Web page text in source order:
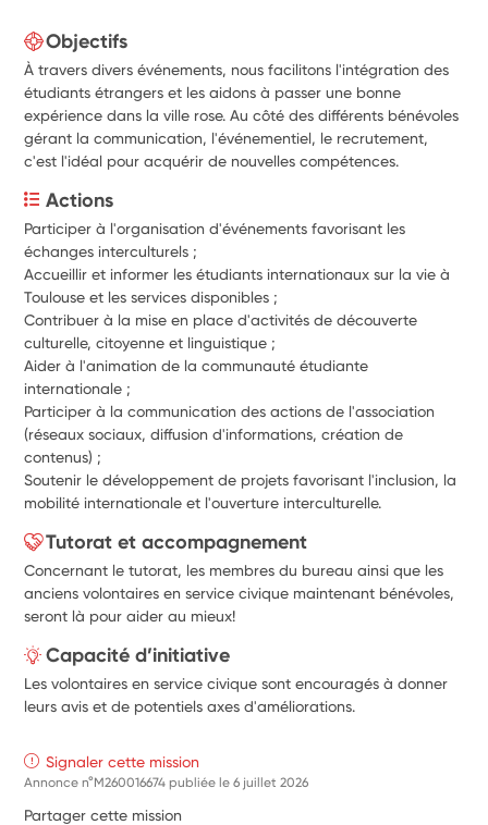
Objectifs
À travers divers événements, nous facilitons l'intégration des
étudiants étrangers et les aidons à passer une bonne
expérience dans la ville rose. Au côté des différents bénévoles
gérant la communication, l'événementiel, le recrutement,
c'est l'idéal pour acquérir de nouvelles compétences.
Actions
Participer à l'organisation d'événements favorisant les
échanges interculturels ;
Accueillir et informer les étudiants internationaux sur la vie à
Toulouse et les services disponibles ;
Contribuer à la mise en place d'activités de découverte
culturelle, citoyenne et linguistique ;
Aider à l'animation de la communauté étudiante
internationale ;
Participer à la communication des actions de l'association
(réseaux sociaux, diffusion d'informations, création de
contenus) ;
Soutenir le développement de projets favorisant l'inclusion, la
mobilité internationale et l'ouverture interculturelle.
Tutorat et accompagnement
Concernant le tutorat, les membres du bureau ainsi que les
anciens volontaires en service civique maintenant bénévoles,
seront là pour aider au mieux!
Capacité d’initiative
Les volontaires en service civique sont encouragés à donner
leurs avis et de potentiels axes d'améliorations.
Signaler cette mission
Annonce n°M260016674 publiée le6 juillet 2026
Partager cette mission